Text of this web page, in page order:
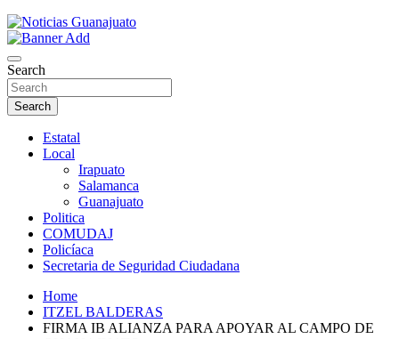
Noticias Guanajuato
Search
Search
Estatal
Local
Irapuato
Salamanca
Guanajuato
Politica
COMUDAJ
Policíaca
Secretaria de Seguridad Ciudadana
Home
ITZEL BALDERAS
FIRMA IB ALIANZA PARA APOYAR AL CAMPO DE